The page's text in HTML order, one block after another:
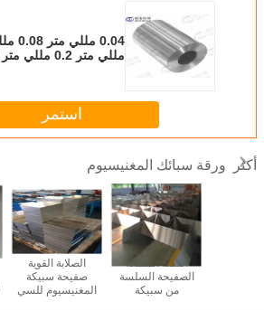
استمر
أكثر ورقة سبائك المغنيسيوم
الصلابة القوية
صفيحة سبيكة
المغنيسيوم للسي
الفضة الملمعة
الصفيحة السلسة
من سبيكة